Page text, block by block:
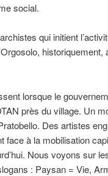
social.
qui initient
historiquement,
lorsque le
près du village. Un
Des artistes
face à la mobilisation
Nous voyons sur
: Paysan = Vie,